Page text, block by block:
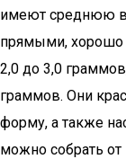
имеют среднюю
прямыми, хорошо
2,0 до 3,0
граммов. Они
форму, а также
можно собрать от